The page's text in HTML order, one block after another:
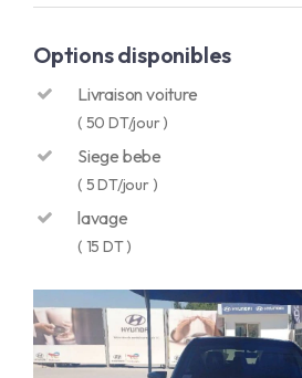
Options disponibles
Livraison voiture
( 50 DT/jour )
Siege bebe
( 5 DT/jour )
lavage
( 15 DT )